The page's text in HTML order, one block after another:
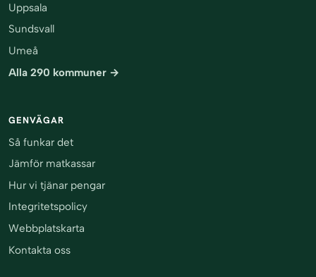
Uppsala
Sundsvall
Umeå
Alla 290 kommuner →
GENVÄGAR
Så funkar det
Jämför matkassar
Hur vi tjänar pengar
Integritetspolicy
Webbplatskarta
Kontakta oss